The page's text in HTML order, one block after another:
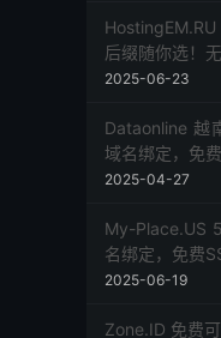
后缀随你选！
2025-06-23
Dataonline 越
域名绑定，免费
2025-04-27
My-Place.US
名绑定，免费
2025-06-19
Zone.ID 免费